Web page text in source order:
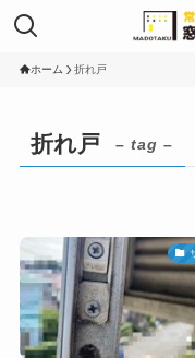
ホーム 折れ戸
折れ戸 – tag –